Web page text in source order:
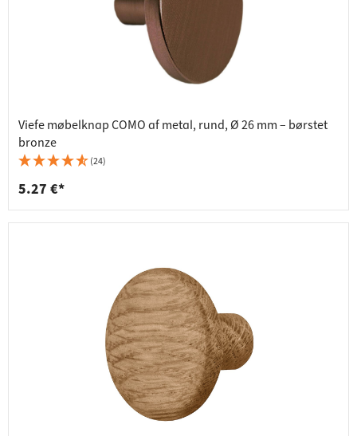
Viefe møbelknap COMO af metal, rund, Ø 26 mm – børstet
bronze
(24)
5.27 €*